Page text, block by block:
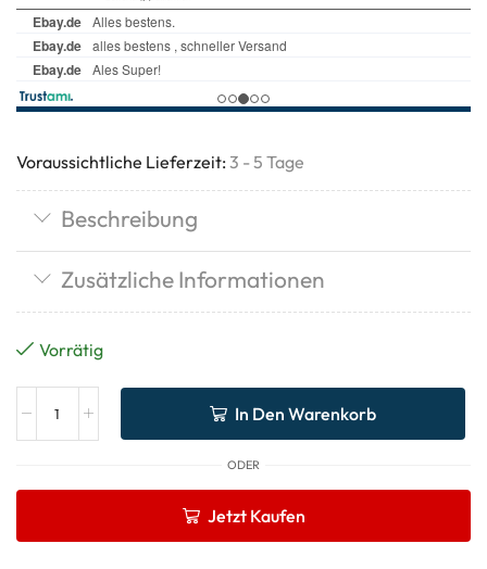
Voraussichtliche Lieferzeit: 3 - 5 Tage
Beschreibung
Zusätzliche Informationen
Vorrätig
In Den Warenkorb
ODER
Jetzt Kaufen